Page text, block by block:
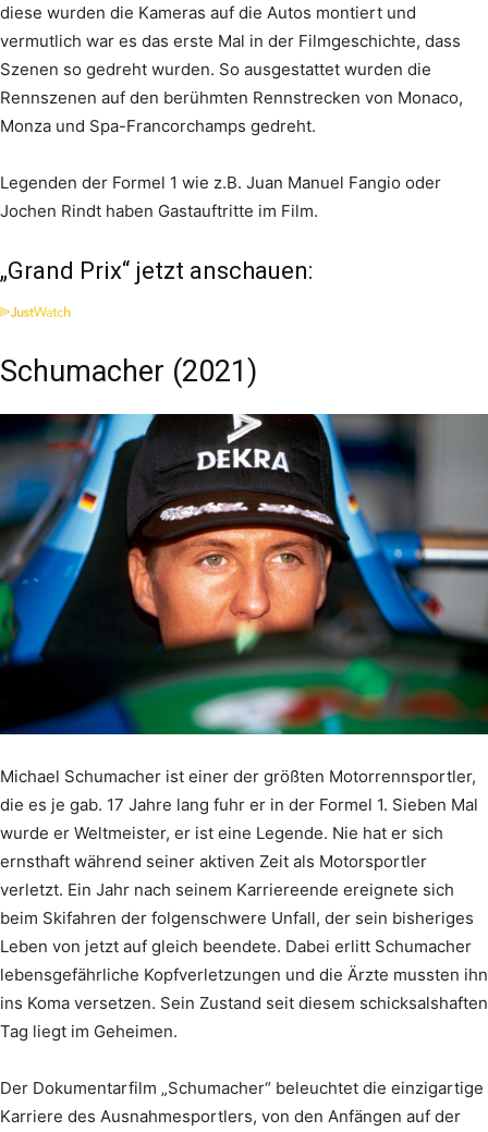
diese wurden die Kameras auf die Autos montiert und
vermutlich war es das erste Mal in der Filmgeschichte, dass
Szenen so gedreht wurden. So ausgestattet wurden die
Rennszenen auf den berühmten Rennstrecken von Monaco,
Monza und Spa-Francorchamps gedreht.
Legenden der Formel 1 wie z.B. Juan Manuel Fangio oder
Jochen Rindt haben Gastauftritte im Film.
„Grand Prix“ jetzt anschauen:
Schumacher (2021)
Michael Schumacher ist einer der größten Motorrennsportler,
die es je gab. 17 Jahre lang fuhr er in der Formel 1. Sieben Mal
wurde er Weltmeister, er ist eine Legende. Nie hat er sich
ernsthaft während seiner aktiven Zeit als Motorsportler
verletzt. Ein Jahr nach seinem Karriereende ereignete sich
beim Skifahren der folgenschwere Unfall, der sein bisheriges
Leben von jetzt auf gleich beendete. Dabei erlitt Schumacher
lebensgefährliche Kopfverletzungen und die Ärzte mussten ihn
ins Koma versetzen. Sein Zustand seit diesem schicksalshaften
Tag liegt im Geheimen.
Der Dokumentarfilm „Schumacher“ beleuchtet die einzigartige
Karriere des Ausnahmesportlers, von den Anfängen auf der